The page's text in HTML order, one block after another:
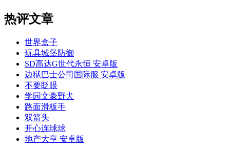
热评文章
世界盒子
玩具城堡防御
SD高达G世代永恒 安卓版
边狱巴士公司国际服 安卓版
不要眨眼
学园文豪野犬
路面滑板手
双箭头
开心连球球
地产大亨 安卓版